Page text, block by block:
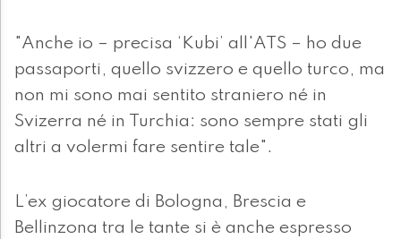
"Anche io – precisa ‘Kubi’ all'ATS – ho due
passaporti, quello svizzero e quello turco, ma
non mi sono mai sentito straniero né in
Svizerra né in Turchia: sono sempre stati gli
altri a volermi fare sentire tale".
L’ex giocatore di Bologna, Brescia e
Bellinzona tra le tante si è anche espresso